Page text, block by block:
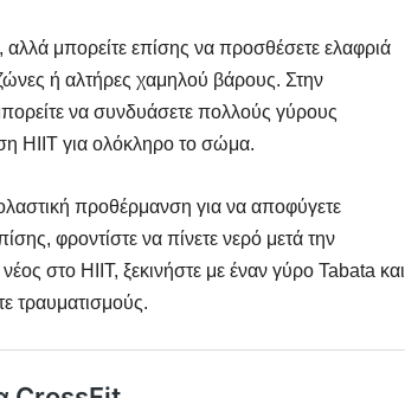
αλλά μπορείτε επίσης να προσθέσετε ελαφριά
ή αλτήρες χαμηλού βάρους. Στην
να συνδυάσετε πολλούς γύρους
HIIT για ολόκληρο το σώμα.
προθέρμανση για να αποφύγετε
φροντίστε να πίνετε νερό μετά την
στο HIIT, ξεκινήστε με έναν γύρο Tabata και
τραυματισμούς.